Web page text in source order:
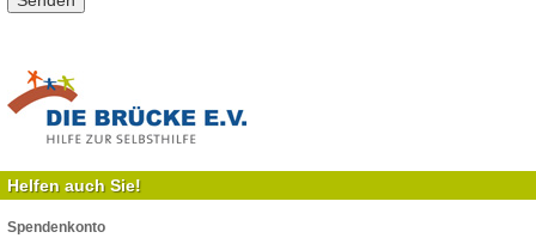
Helfen auch Sie!
Spendenkonto